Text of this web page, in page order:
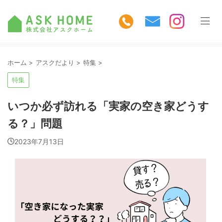
ホーム > アスクだより > 特集 >
特集
いつか必ず訪れる「実家の空き家どうす
る？」問題
2023年7月13日